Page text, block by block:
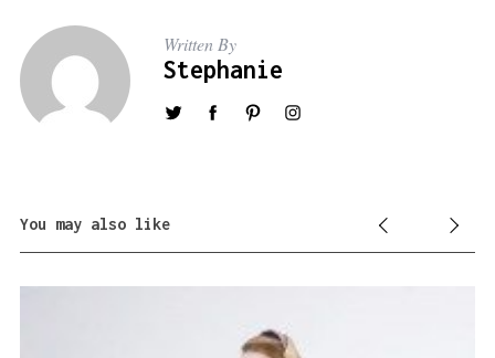
Written By
Stephanie
You may also like